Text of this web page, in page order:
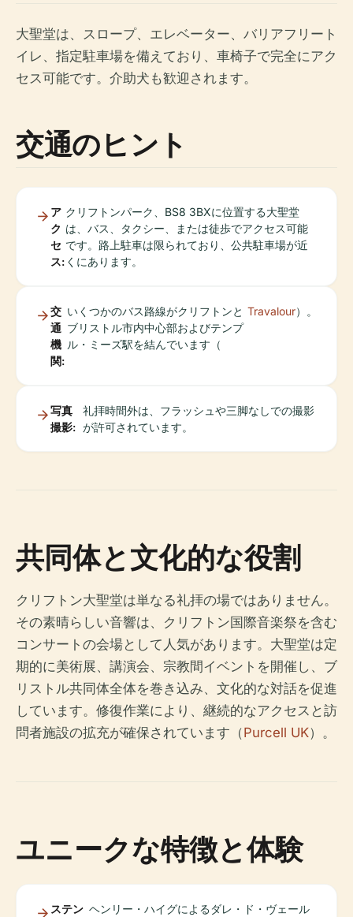
大聖堂は、スロープ、エレベーター、バリアフリート
イレ、指定駐車場を備えており、車椅子で完全にアク
セス可能です。介助犬も歓迎されます。
交通のヒント
ア
ク
セ
ス:
クリフトンパーク、BS8 3BXに位置する大聖堂
は、バス、タクシー、または徒歩でアクセス可能
です。路上駐車は限られており、公共駐車場が近
くにあります。
交
通
機
関:
いくつかのバス路線がクリフトンと
ブリストル市内中心部およびテンプ
ル・ミーズ駅を結んでいます（
Travalour）。
写真
撮影:
礼拝時間外は、フラッシュや三脚なしでの撮影
が許可されています。
共同体と文化的な役割
クリフトン大聖堂は単なる礼拝の場ではありません。
その素晴らしい音響は、クリフトン国際音楽祭を含む
コンサートの会場として人気があります。大聖堂は定
期的に美術展、講演会、宗教間イベントを開催し、ブ
リストル共同体全体を巻き込み、文化的な対話を促進
しています。修復作業により、継続的なアクセスと訪
問者施設の拡充が確保されています（Purcell UK）。
ユニークな特徴と体験
ステン ヘンリー・ハイグによるダレ・ド・ヴェール